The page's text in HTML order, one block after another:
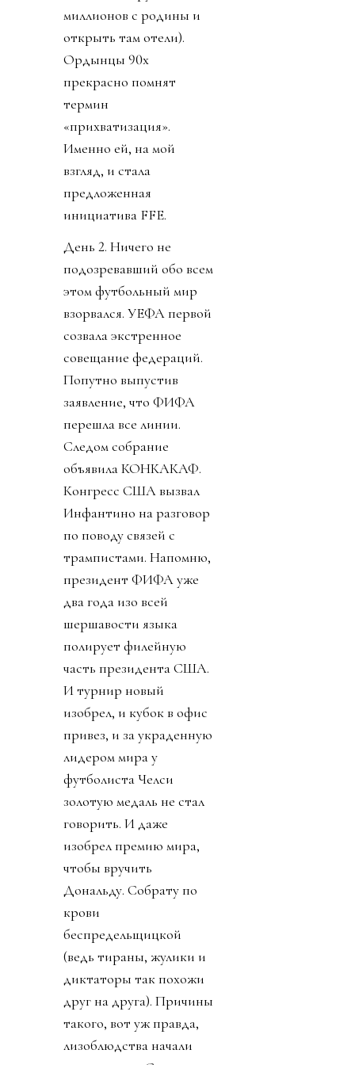
миллионов с родины и
открыть там отели).
Ордынцы 90х
прекрасно помнят
термин
«прихватизация».
Именно ей, на мой
взгляд, и стала
предложенная
инициатива FFE.
День 2. Ничего не
подозревавший обо всем
этом футбольный мир
взорвался. УЕФА первой
созвала экстренное
совещание федераций.
Попутно выпустив
заявление, что ФИФА
перешла все линии.
Следом собрание
объявила КОНКАКАФ.
Конгресс США вызвал
Инфантино на разговор
по поводу связей с
трампистами. Напомню,
президент ФИФА уже
два года изо всей
шершавости языка
полирует филейную
часть президента США.
И турнир новый
изобрел, и кубок в офис
привез, и за украденную
лидером мира у
футболиста Челси
золотую медаль не стал
говорить. И даже
изобрел премию мира,
чтобы вручить
Дональду. Собрату по
крови
беспредельщицкой
(ведь тираны, жулики и
диктаторы так похожи
друг на друга). Причины
такого, вот уж правда,
лизоблюдства начали